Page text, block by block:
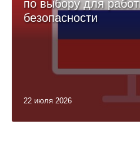
по выбору для
безопасности
22 июля 2026